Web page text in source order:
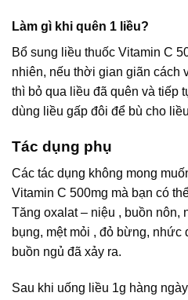
Làm gì khi quên 1 liều?
Bổ sung liều thuốc Vitamin C
nhiên, nếu thời gian giãn cách
thì bỏ qua liều đã quên và tiếp
dùng liều gấp đôi để bù cho
Tác dụng phụ
Các tác dụng không mong
Vitamin C 500mg mà bạn có
Tăng oxalat – niệu , buồn nôn,
bụng, mệt mỏi , đỏ bừng, nhức
buồn ngủ đã xảy ra.
Sau khi uống liều 1g hàng